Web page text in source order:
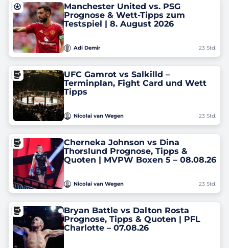
Manchester United vs. PSG
Prognose & Wett-Tipps zum
Testspiel | 8. August 2026
Adi Demir 23 Std.
UFC Gamrot vs Salkilld –
Terminplan, Fight Card und Wett
Tipps
Nicolai van Wegen 23 Std.
Cherneka Johnson vs Dina
Thorslund Prognose, Tipps &
Quoten ‎| MVPW Boxen 5 – 08.08.26
Nicolai van Wegen 23 Std.
Bryan Battle vs Dalton Rosta
Prognose, Tipps & Quoten ‎| PFL
Charlotte – 07.08.26